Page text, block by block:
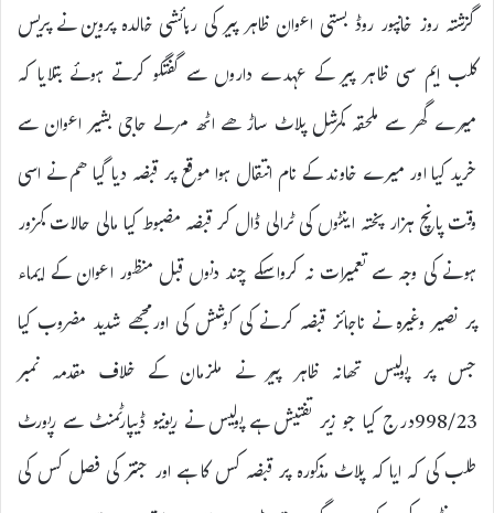
گزشتہ روز خانپور روڈ بستی اعوان ظاہر پیر کی رہائشی خالدہ پروین نے پریس
کلب ایم سی ظاہر پیر کے عہدے داروں سے گفتگو کرتے ہوئے بتلایا کہ
میرے گھر سے ملحقہ کمرشل پلاٹ ساڑھے اٹھ مرلے حاجی بشیر اعوان سے
خرید کیا اور میرے خاوند کے نام انتقال ہوا موقع پر قبضہ دیا گیا ھم نے اسی
وقت پانچ ہزار پختہ اینٹوں کی ٹرالی ڈال کر قبضہ مضبوط کیا مالی حالات کمزور
ہونے کی وجہ سے تعمیرات نہ کرواسکے چند دنوں قبل منظور اعوان کے ایماء
پر نصیر وغیرہ نے ناجائز قبضہ کرنے کی کوشش کی اورمجھے شدید مضروب کیا
جس پر پولیس تھانہ ظاہر پیر نے ملزمان کے خلاف مقدمہ نمبر
998/23درج کیا جو زیر تفتیش ہے پولیس نے ریونیو ڈیپارٹمنٹ سے رپورٹ
طلب کی کہ ایا کہ پلاٹ مذکورہ پر قبضہ کس کا ہے اور جنتر کی فصل کس کی